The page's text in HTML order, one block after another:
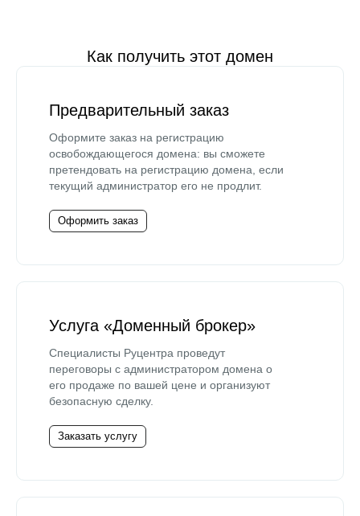
Как получить этот домен
Предварительный заказ
Оформите заказ на регистрацию
освобождающегося домена: вы сможете
претендовать на регистрацию домена, если
текущий администратор его не продлит.
Оформить заказ
Услуга «Доменный брокер»
Специалисты Руцентра проведут
переговоры с администратором домена о
его продаже по вашей цене и организуют
безопасную сделку.
Заказать услугу